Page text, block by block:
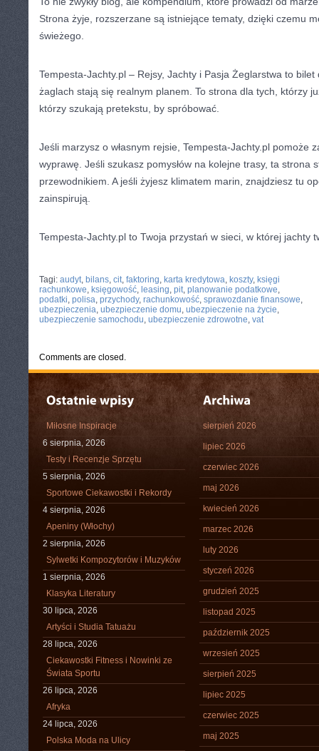
Strona żyje, rozszerzane są istniejące tematy, dzięki czemu
świeżego.
Tempesta-Jachty.pl – Rejsy, Jachty i Pasja Żeglarstwa to
żaglach stają się realnym planem. To strona dla tych, którzy
którzy szukają pretekstu, by spróbować.
Jeśli marzysz o własnym rejsie, Tempesta-Jachty.pl pomoże
wyprawę. Jeśli szukasz pomysłów na kolejne trasy, ta strona
przewodnikiem. A jeśli żyjesz klimatem marin, znajdziesz tu
zainspirują.
Tempesta-Jachty.pl to Twoja przystań w sieci, w której jachty
Tagi: audyt, bilans, cit, faktoring, karta kredytowa, koszty, księgi
rachunkowe, księgowość, leasing, pit, planowanie podatkowe,
podatki, polisa, przychody, rachunkowość, sprawozdanie finansowe,
ubezpieczenia, ubezpieczenie domu, ubezpieczenie na życie,
ubezpieczenie samochodu, ubezpieczenie zdrowotne, vat
Comments are closed.
Miłosne Inspiracje
6 sierpnia, 2026
Testy i Recenzje Sprzętu
5 sierpnia, 2026
Sportowe Ciekawostki i Rekordy
4 sierpnia, 2026
Apeniny (Włochy)
2 sierpnia, 2026
Sylwetki Kompozytorów i Muzyków
1 sierpnia, 2026
Klasyka Literatury
30 lipca, 2026
Artyści i Studia Tatuażu
28 lipca, 2026
Ciekawostki Fitness i Nowinki ze
Świata Sportu
26 lipca, 2026
Afryka
24 lipca, 2026
Polska Moda na Ulicy
sierpień 2026
lipiec 2026
czerwiec 2026
maj 2026
kwiecień 2026
marzec 2026
luty 2026
styczeń 2026
grudzień 2025
listopad 2025
październik 2025
wrzesień 2025
sierpień 2025
lipiec 2025
czerwiec 2025
maj 2025